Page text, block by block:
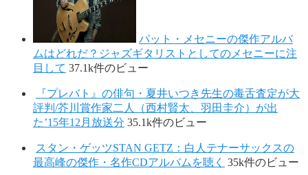
パット・メセニーの傑作アルバ
ムはどれだ？ジャズギタリストとしてのメセニーに注
目して 37.1k件のビュー
『プレバト』の俳句・夏井いつき先生の毒舌査定が大
評判/芥川賞作家二人（西村賢太、羽田圭介）が出
た’15年12月放送分 35.1k件のビュー
スタン・ゲッツSTAN GETZ：白人テナーサックスの
最高峰の傑作・名作CDアルバムを聴く 35k件のビュー